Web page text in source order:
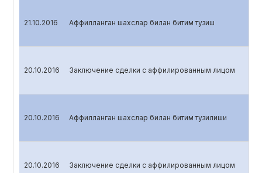
21.10.2016 Аффилланган шахслар билан битим тузиш
20.10.2016 Заключение сделки с аффилированным лицом
20.10.2016 Аффилланган шахслар билан битим тузилиши
20.10.2016 Заключение сделки с аффилированным лицом